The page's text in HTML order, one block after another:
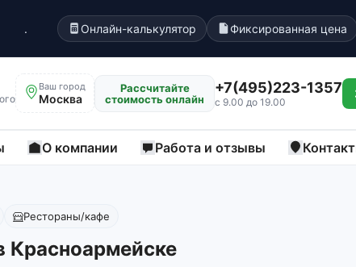
. Онлайн-калькулятор Фиксированная цена
Ваш город
Москва
Рассчитайте
стоимость онлайн
+7(495)223-1357
с 9.00 до 19.00
О компании Работа и отзывы
Рестораны/кафе
Красноармейске